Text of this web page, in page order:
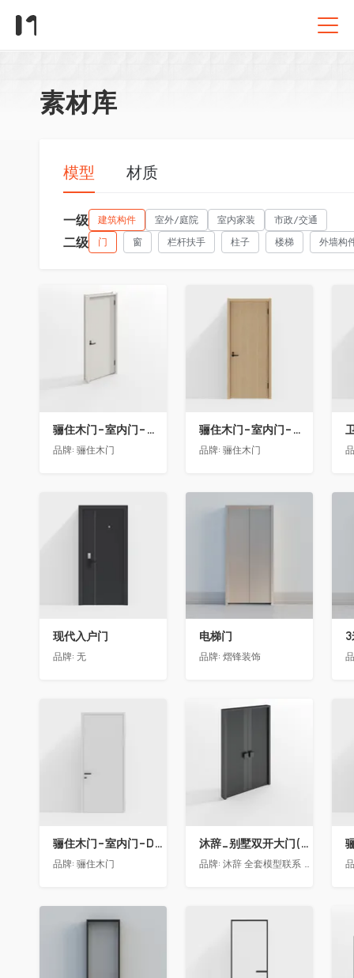
素材库
模型 材质
一级 建筑构件 室外/庭院 室内家装 市政/交通
二级 门 窗 栏杆扶手 柱子 楼梯 外墙构
收藏
骊住木门-室内门-单开门-BFA-EF浅灰色
品牌: 骊住木门
收藏
骊住木门-室内门-单开门-BFA-PP麦芽黄色
品牌: 骊住木门
收藏
现代入户门
品牌: 无
收藏
电梯门
品牌: 熠锋装饰
骊住木门-室内门-DAA静音门-YY漆白色-方形把手
品牌: 骊住木门
沐辞_别墅双开大门(中型)(漏光加厚度)
品牌: 沐辞 全套模型联系 Vx:Muci0003
收藏 收藏